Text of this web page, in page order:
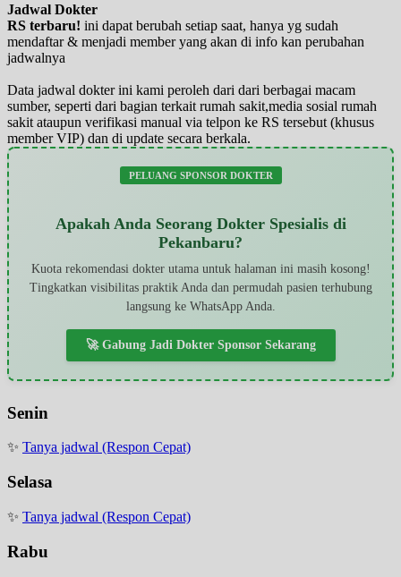
Jadwal Dokter
RS terbaru! ini dapat berubah setiap saat, hanya yg sudah
mendaftar & menjadi member yang akan di info kan perubahan
jadwalnya
Data jadwal dokter ini kami peroleh dari dari berbagai macam
sumber, seperti dari bagian terkait rumah sakit,media sosial rumah
sakit ataupun verifikasi manual via telpon ke RS tersebut (khusus
member VIP) dan di update secara berkala.
PELUANG SPONSOR DOKTER
Apakah Anda Seorang Dokter Spesialis di
Pekanbaru?
Kuota rekomendasi dokter utama untuk halaman ini masih kosong!
Tingkatkan visibilitas praktik Anda dan permudah pasien terhubung
langsung ke WhatsApp Anda.
🚀 Gabung Jadi Dokter Sponsor Sekarang
Senin
✨ Tanya jadwal (Respon Cepat)
Selasa
✨ Tanya jadwal (Respon Cepat)
Rabu